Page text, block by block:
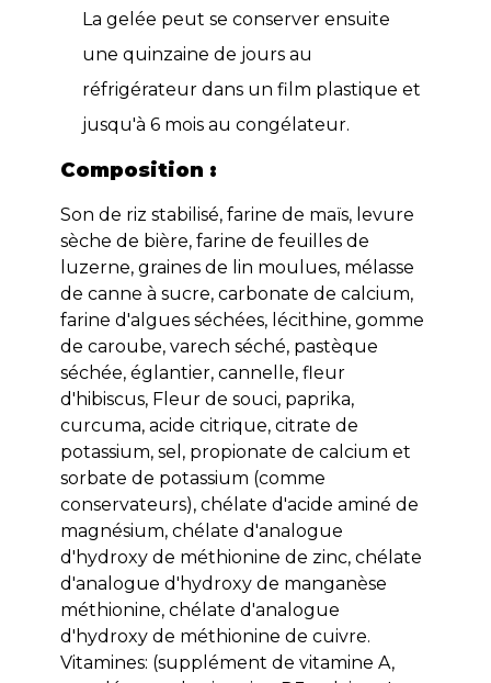
La gelée peut se conserver ensuite
une quinzaine de jours au
réfrigérateur dans un film plastique et
jusqu'à 6 mois au congélateur.
Composition :
Son de riz stabilisé, farine de maïs, levure
sèche de bière, farine de feuilles de
luzerne, graines de lin moulues, mélasse
de canne à sucre, carbonate de calcium,
farine d'algues séchées, lécithine, gomme
de caroube, varech séché, pastèque
séchée, églantier, cannelle, fleur
d'hibiscus, Fleur de souci, paprika,
curcuma, acide citrique, citrate de
potassium, sel, propionate de calcium et
sorbate de potassium (comme
conservateurs), chélate d'acide aminé de
magnésium, chélate d'analogue
d'hydroxy de méthionine de zinc, chélate
d'analogue d'hydroxy de manganèse
méthionine, chélate d'analogue
d'hydroxy de méthionine de cuivre.
Vitamines: (supplément de vitamine A,